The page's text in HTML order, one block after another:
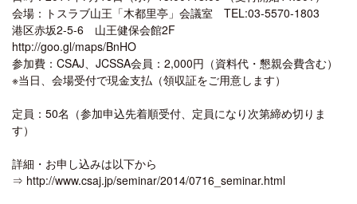
会場：トスラブ山王「木都里亭」会議室 TEL:03-5570-1803
港区赤坂2-5-6 山王健保会館2F
http://goo.gl/maps/BnHO
参加費：CSAJ、JCSSA会員：2,000円（資料代・懇親会費含む）
※当日、会場受付で現金支払（領収証をご用意します）
定員：50名（参加申込先着順受付、定員になり次第締め切りま
す）
詳細・お申し込みは以下から
⇒ http://www.csaj.jp/seminar/2014/0716_seminar.html